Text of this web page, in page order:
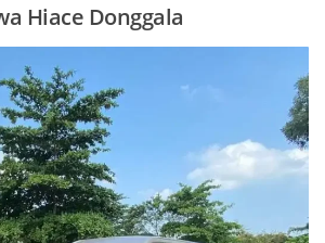
Hiace Donggala